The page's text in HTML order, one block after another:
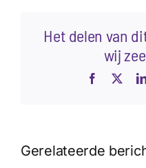
Het delen van
wij
Facebook
Gerelateerde